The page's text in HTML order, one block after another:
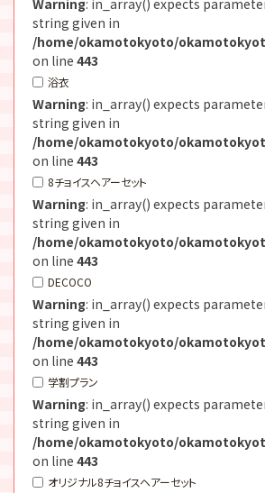
string given in
/home/okamotokyoto/
on line 443
浴衣
Warning: in_array() expects
string given in
/home/okamotokyoto/
on line 443
8チョイスヘアーセット
Warning: in_array() expects
string given in
/home/okamotokyoto/
on line 443
DECOCO
Warning: in_array() expects
string given in
/home/okamotokyoto/
on line 443
学割プラン
Warning: in_array() expects
string given in
/home/okamotokyoto/
on line 443
オリジナル8チョイスヘアーセット